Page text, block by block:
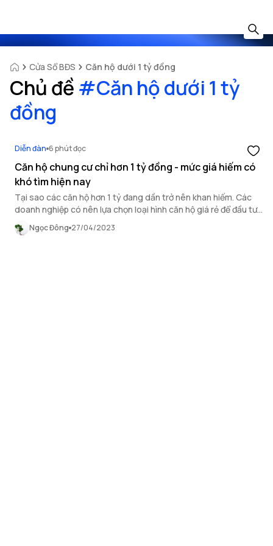
Cửa Sổ BĐS Căn hộ dưới 1 tỷ đồng
Chủ đề #Căn hộ dưới 1 tỷ
đồng
Diễn đàn 6 phút đọc
Căn hộ chung cư chỉ hơn 1 tỷ đồng - mức giá hiếm có
khó tìm hiện nay
Tại sao các căn hộ hơn 1 tỷ đang dần trở nên khan hiếm. Các
doanh nghiệp có nên lựa chọn loại hình căn hộ giá rẻ để đầu tư?
Có những dự án căn hộ giá rẻ chỉ hơn 1 tỷ nào đang được mở
bán tại OneHousing.
Ngọc Đông 27/04/2023